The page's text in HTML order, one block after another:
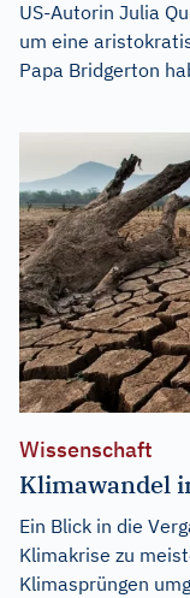
US-Autorin Julia
um eine
Papa Bridgerton
Wissenschaft
Klimawandel
Ein Blick in die
Klimakrise zu
Klimasprüngen